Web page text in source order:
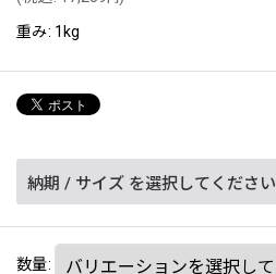
重み: 1kg
納期 / サイズ を選択してください
数量: